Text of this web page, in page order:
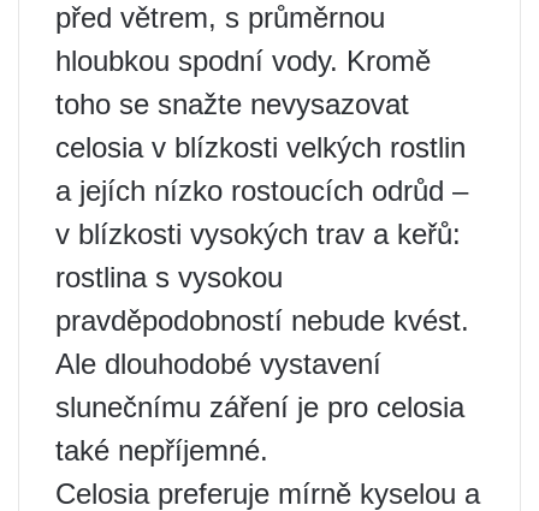
před větrem, s průměrnou
hloubkou spodní vody. Kromě
toho se snažte nevysazovat
celosia v blízkosti velkých rostlin
a jejích nízko rostoucích odrůd –
v blízkosti vysokých trav a keřů:
rostlina s vysokou
pravděpodobností nebude kvést.
Ale dlouhodobé vystavení
slunečnímu záření je pro celosia
také nepříjemné.
Celosia preferuje mírně kyselou a